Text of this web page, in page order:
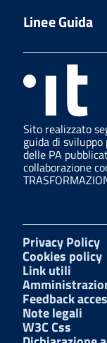
Linee Guida
Sito realizzato
guida di
delle PA
collaborazione
Privacy Policy
Cookies policy
Link utili
Feedback
Note legali
W3C Css